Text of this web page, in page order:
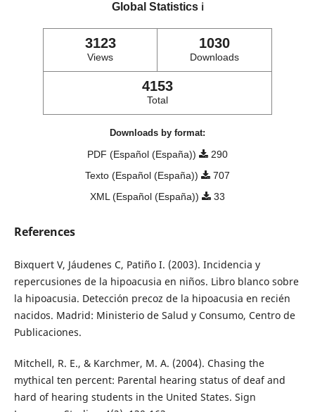
Global Statistics ℹ️
3123
Views
1030
Downloads
4153
Total
Downloads by format:
PDF (Español (España))
290
Texto (Español (España))
707
XML (Español (España))
33
References
Bixquert V, Jáudenes C, Patiño I. (2003). Incidencia y
repercusiones de la hipoacusia en niños. Libro blanco sobre
la hipoacusia. Detección precoz de la hipoacusia en recién
nacidos. Madrid: Ministerio de Salud y Consumo, Centro de
Publicaciones.
Mitchell, R. E., & Karchmer, M. A. (2004). Chasing the
mythical ten percent: Parental hearing status of deaf and
hard of hearing students in the United States. Sign